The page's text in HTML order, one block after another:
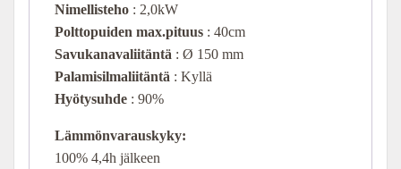
Nimellisteho : 2,0kW
Polttopuiden max.pituus : 40cm
Savukanavaliitäntä : Ø 150 mm
Palamisilmaliitäntä : Kyllä
Hyötysuhde : 90%
Lämmönvarauskyky:
100% 4,4h jälkeen